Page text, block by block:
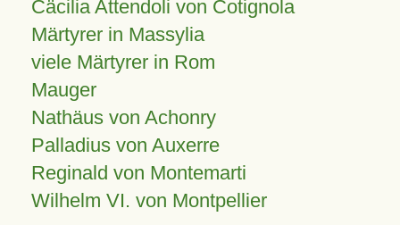
Cäcilia Attendoli von Cotignola
Märtyrer in Massylia
viele Märtyrer in Rom
Mauger
Nathäus von Achonry
Palladius von Auxerre
Reginald von Montemarti
Wilhelm VI. von Montpellier